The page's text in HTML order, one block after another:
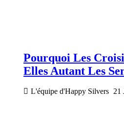
Pourquoi Les
Elles Autant Les
L'équipe d'Happy Silvers 21